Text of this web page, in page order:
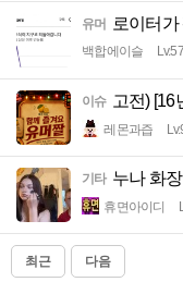
유머 로이터
백합에이슬 Lv.57
이슈 고전) [16
레몬과즙
기타 누나 화
휴면아이디
최근 다음